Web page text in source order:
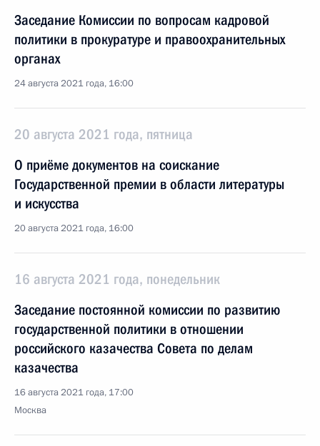
Заседание Комиссии по вопросам кадровой
политики в прокуратуре и правоохранительных
органах
24 августа 2021 года, 16:00
20 августа 2021 года, пятница
О приёме документов на соискание
Государственной премии в области литературы
и искусства
20 августа 2021 года, 16:00
16 августа 2021 года, понедельник
Заседание постоянной комиссии по развитию
государственной политики в отношении
российского казачества Совета по делам
казачества
16 августа 2021 года, 17:00
Москва